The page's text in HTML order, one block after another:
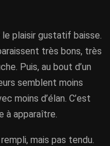
le plaisir gustatif baisse.
très bons, très
Puis, au bout d’un
semblent moins
moins d’élan. C’est
à apparaître.
mais pas tendu.